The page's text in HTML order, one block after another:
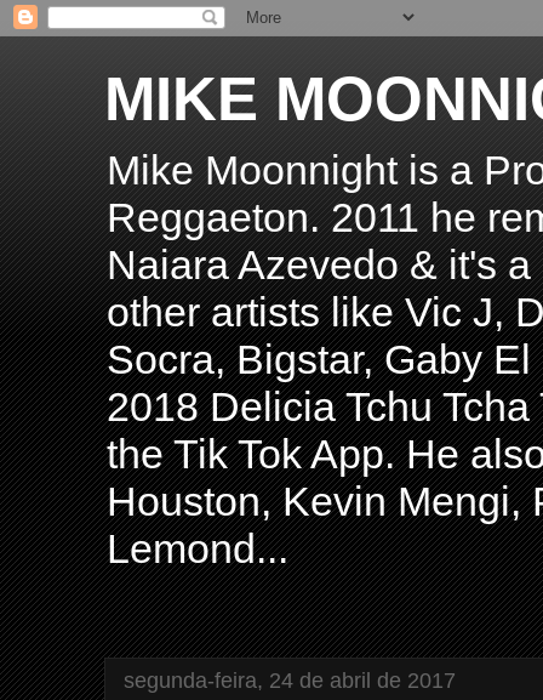
MIKE
Mike Moonnight is a
Reggaeton. 2011 he
Naiara Azevedo & it's
other artists like Vic J,
Socra, Bigstar, Gaby
2018 Delicia Tchu
the Tik Tok App. He
Houston, Kevin Mengi,
Lemond...
segunda-feira, 24 de abril de 2017